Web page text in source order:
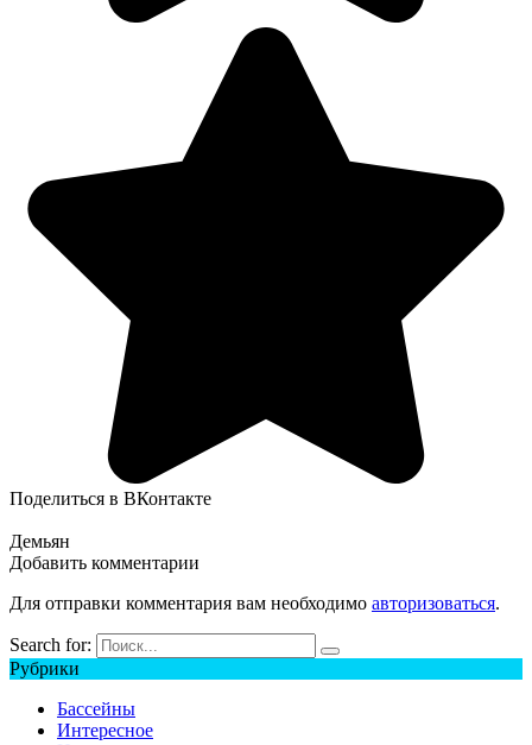
Поделиться в ВКонтакте
Демьян
Добавить комментарии
Для отправки комментария вам необходимо авторизоваться.
Search for:
Рубрики
Бассейны
Интересное